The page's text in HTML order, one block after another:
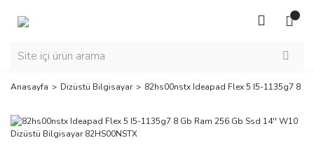
Anasayfa Dizüstü Bilgisayar 82hs00nstx Ideapad Flex 5 I5-1135g7 8